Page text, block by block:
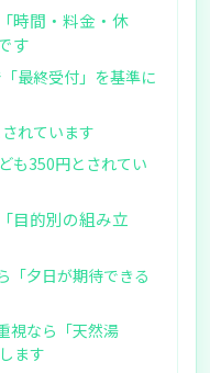
時間・料金・休
す
最終受付」を基準に
れています
も350円とされてい
目的別の組み立
「夕日が期待できる
視なら「天然湯
ます